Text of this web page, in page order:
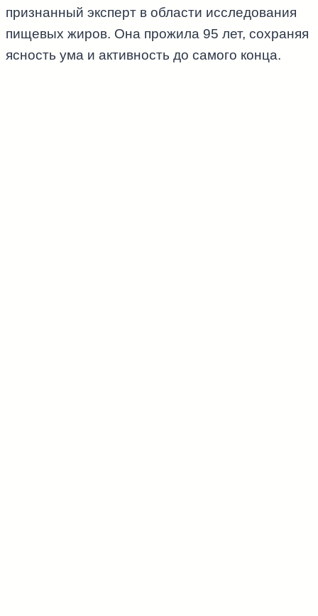
признанный эксперт в области исследования
пищевых жиров. Она прожила 95 лет, сохраняя
ясность ума и активность до самого конца.